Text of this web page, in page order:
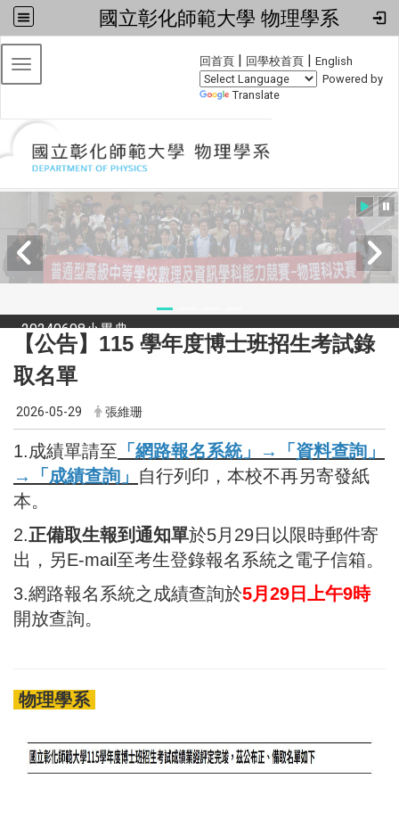
國立彰化師範大學 物理學系
回首頁 | 回學校首頁 | English
Powered by
Translate
Toggle navigation
2024全國物理學科能力競賽
【公告】115 學年度博士班招生考試錄
取名單
2026-05-29 張維珊
1.成績單請至 「網路報名系統」→「資料查詢」
→「成績查詢」 自行列印，本校不再另寄發紙
本。
2.正備取生報到通知單於5月29日以限時郵件寄
出，另E-mail至考生登錄報名系統之電子信箱。
3.網路報名系統之成績查詢於5月29日上午9時
開放查詢。
物理學系